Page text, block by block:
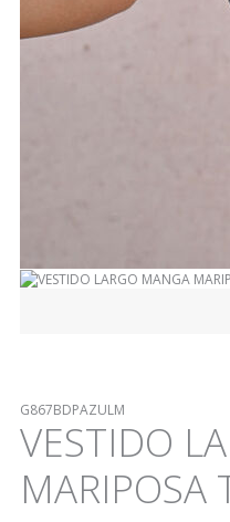
G867BDPAZULM
VESTIDO
MARIPOSA